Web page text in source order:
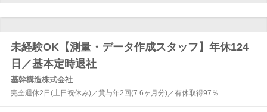
未経験OK【測量・データ作成スタッフ】年休124
日／基本定時退社
基幹構造株式会社
完全週休2日(土日祝休み)／賞与年2回(7.6ヶ月分)／有休取得97％